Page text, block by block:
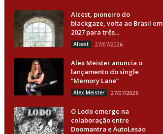
Alcest, pioneiro do
blackgaze, volta ao Brasil em
2027 para três...
Alcest 27/07/2026
Alex Meister anuncia o
lançamento do single
“Memory Lane”
Alex Meister 27/07/2026
O Lodo emerge na
colaboração entre
Doomantra e ÄutoLesäo